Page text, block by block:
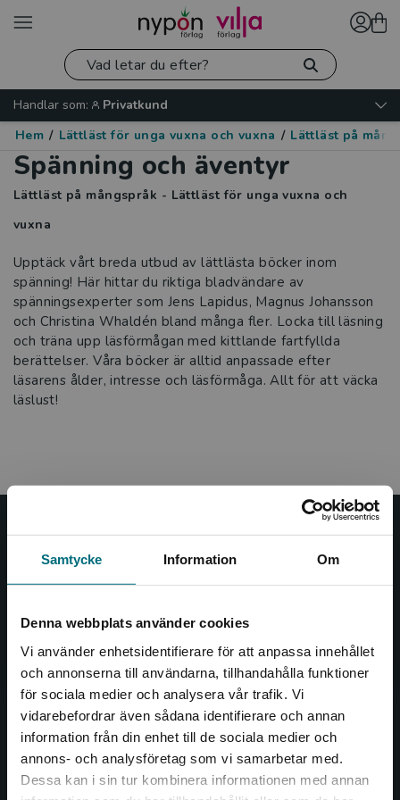
Samtycke Information Om
Denna webbplats använder cookies
Vi använder enhetsidentifierare för att anpassa innehållet
och annonserna till användarna, tillhandahålla funktioner
för sociala medier och analysera vår trafik. Vi
vidarebefordrar även sådana identifierare och annan
information från din enhet till de sociala medier och
annons- och analysföretag som vi samarbetar med.
Dessa kan i sin tur kombinera informationen med annan
Begränsad fraktregion
Handlar som:
Privatkund
Hem / Lättläst för unga vuxna och vuxna / Lättläst på
Spänning och äventyr
Lättläst på mångspråk - Lättläst för unga vuxna och
vuxna
Upptäck vårt breda utbud av lättlästa böcker inom
spänning! Här hittar du riktiga bladvändare av
spänningsexperter som Jens Lapidus, Magnus Johansson
och Christina Whaldén bland många fler. Locka till läsning
och träna upp läsförmågan med kittlande fartfyllda
berättelser. Våra böcker är alltid anpassade efter
läsarens ålder, intresse och läsförmåga. Allt för att väcka
läslust!
Nypon och Vilja
Nypon och Vilja förlag ger ut böcker som väcker läslust
såväl barn som vuxna.
Nypon och Vilja förlag är en del av Studentlitteratur.
Kontakta oss
Kontakta oss
046-31 20 00